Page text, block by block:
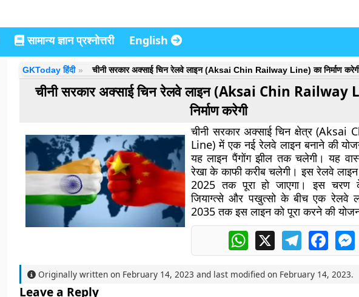
सामान्य ज्ञान प्रश्नोत्तरी English
GKToday हिंदी चीनी सरकार अक्साई चिन रेलवे लाइन (Aksai Chin Railway Line) का निर्माण
चीनी सरकार अक्साई चिन रेलवे लाइन (Aksai Chin Railway
निर्माण करेगी
चीनी सरकार अक्साई चिन क्षेत्र (Aksai
Line) में एक नई रेलवे लाइन बनाने की
यह लाइन पैंगोंग झील तक चलेगी। यह
रेखा के काफी करीब चलेगी। इस रेलवे
2025 तक पूरा हो जाएगा। इस चरण
जियाग्त्से और पखुत्सो के बीच एक रेलवे
2035 तक इस लाइन को पूरा करने की
WhatsApp
X Telegram
Originally written on February 14, 2023 and last modified on February 14, 2023.
Leave a Reply